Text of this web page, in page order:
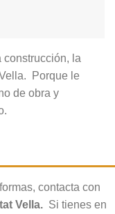
construcción, la
Porque le
de obra y
contacta con
Vella. Si tienes en